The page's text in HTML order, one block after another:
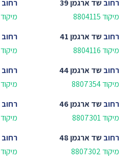
רחוב שד ארגמן 39
מיקוד 8804115
רחוב
מיקוד 8807352
רחוב שד ארגמן 41
מיקוד 8804116
רחוב
מיקוד 8804117
רחוב שד ארגמן 44
מיקוד 8807354
רחוב
מיקוד 8804118
רחוב שד ארגמן 46
מיקוד 8807301
רחוב
מיקוד 8804119
רחוב שד ארגמן 48
מיקוד 8807302
רחוב
מיקוד 8804120